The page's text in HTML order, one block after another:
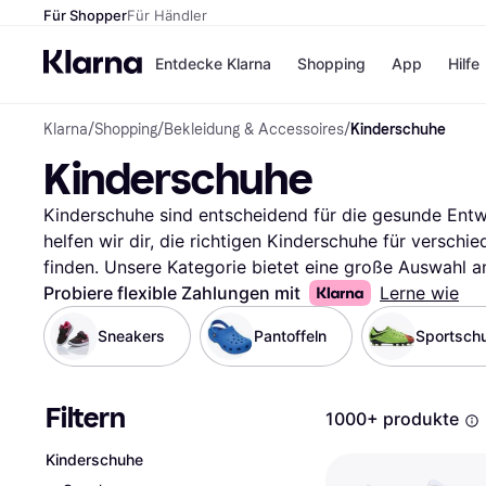
Für ShopperFür Händler
Entdecke Klarna
Zahlungsmethoden
Sofort bezahlen
Bezahle in 3
Teilzahlungen
Bezahle in bis zu 30
Tagen
Ratenzahlung
Shopping
Shops
Temu
SHEIN
Alle Shops
App Hilfe
Klarna/Shopping/Bekleidung & Accessoires/Kinderschuhe
Kinderschuhe
Kinderschuhe sind entscheidend für die gesunde
helfen wir dir, die richtigen Kinderschuhe für
finden. Unsere Kategorie bietet eine große Auswahl
praktischen Filtern durchsuchen kannst. Ob du nach
suchst, unsere Filter leiten dich schnell zu den
Preis oder Größe filtern, um deine Auswahl
die deinem Kind am besten passen. Lies die
nach den besten Kinderschuhen und sorge dafür,
unterwegs ist.
Probiere flexible Zahlungen mit Lerne wie
Sneakers Pantoffeln
Filtern
Kinderschuhe
1000+ produkte